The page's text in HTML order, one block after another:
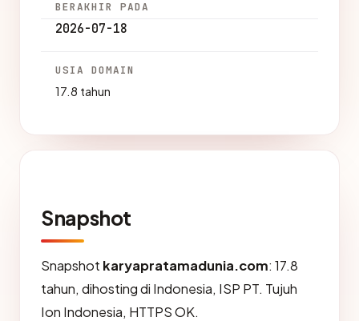
BERAKHIR PADA
2026-07-18
USIA DOMAIN
17.8 tahun
Snapshot
Snapshot karyapratamadunia.com: 17.8
tahun, dihosting di Indonesia, ISP PT. Tujuh
Ion Indonesia, HTTPS OK.